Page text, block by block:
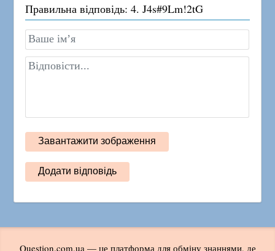
Правильна відповідь: 4. J4s#9Lm!2tG
Question.com.ua — це платформа для обміну знаннями, де